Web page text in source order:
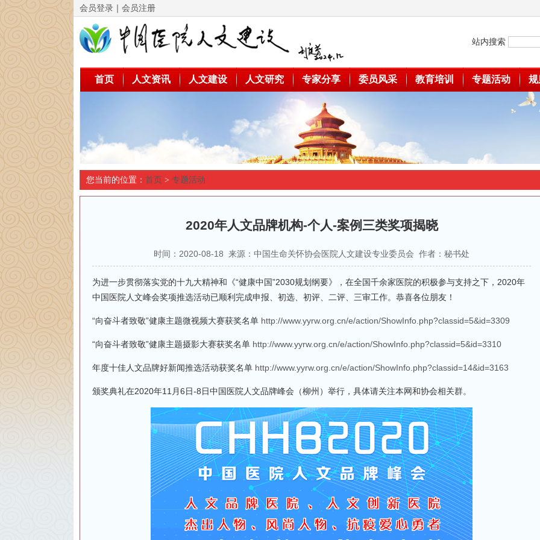
会员登录 ｜ 会员注册
站内搜索
首页 人文资讯 人文建设 人文研究 专家分享 委员风采 教育培训 专题活动 规
您当前的位置： 首页 > 专题活动
2020年人文品牌机构-个人-案例三类奖项揭晓
时间：2020-08-18 来源：中国生命关怀协会医院人文建设专业委员会 作者：秘书处
为进一步贯彻落实党的十九大精神和《“健康中国”2030规划纲要》，在全国千余家医院的积极参与支持之下，2020年
中国医院人文峰会奖项推选活动已顺利完成申报、初选、初评、二评、三审工作。恭喜各位朋友！
“向奋斗者致敬”健康主题微视频大赛获奖名单 http://www.yyrw.org.cn/e/action/ShowInfo.php?classid=5&id=3309
“向奋斗者致敬”健康主题摄影大赛获奖名单 http://www.yyrw.org.cn/e/action/ShowInfo.php?classid=5&id=3310
年度十佳人文品牌好新闻推选活动获奖名单 http://www.yyrw.org.cn/e/action/ShowInfo.php?classid=14&id=3163
颁奖典礼在2020年11月6日-8日中国医院人文品牌峰会（柳州）举行，具体请关注本网和协会相关群。